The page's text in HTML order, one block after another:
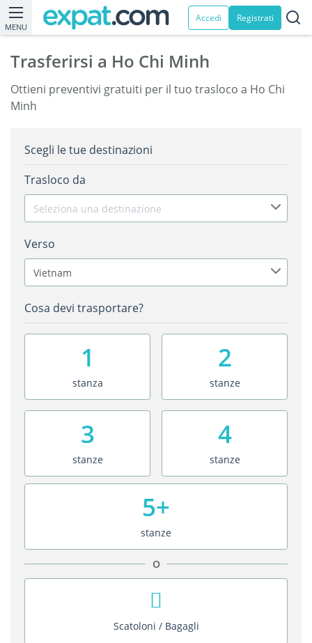
MENU
Accedi Registrati
Trasferirsi a Ho Chi Minh
Ottieni preventivi gratuiti per il tuo trasloco a Ho Chi
Minh
Scegli le tue destinazioni
Trasloco da
Seleziona una destinazione
Verso
Vietnam
Cosa devi trasportare?
1
stanza
2
stanze
3
stanze
4
stanze
5+
stanze
O
Scatoloni / Bagagli